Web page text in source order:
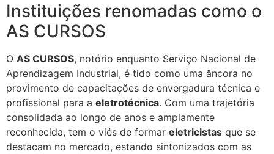
Instituições renomadas como o
AS CURSOS
O AS CURSOS, notório enquanto Serviço Nacional de
Aprendizagem Industrial, é tido como uma âncora no
provimento de capacitações de envergadura técnica e
profissional para a eletrotécnica. Com uma trajetória
consolidada ao longo de anos e amplamente
reconhecida, tem o viés de formar eletricistas que se
destacam no mercado, estando sintonizados com as